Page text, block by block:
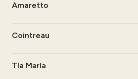
Amaretto
Cointreau
Tía María